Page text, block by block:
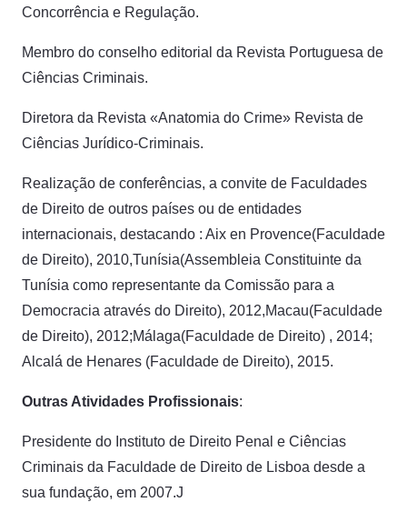
Concorrência e Regulação.
Membro do conselho editorial da Revista Portuguesa de
Ciências Criminais.
Diretora da Revista «Anatomia do Crime» Revista de
Ciências Jurídico-Criminais.
Realização de conferências, a convite de Faculdades
de Direito de outros países ou de entidades
internacionais, destacando : Aix en Provence(Faculdade
de Direito), 2010,Tunísia(Assembleia Constituinte da
Tunísia como representante da Comissão para a
Democracia através do Direito), 2012,Macau(Faculdade
de Direito), 2012;Málaga(Faculdade de Direito) , 2014;
Alcalá de Henares (Faculdade de Direito), 2015.
Outras Atividades Profissionais:
Presidente do Instituto de Direito Penal e Ciências
Criminais da Faculdade de Direito de Lisboa desde a
sua fundação, em 2007.J